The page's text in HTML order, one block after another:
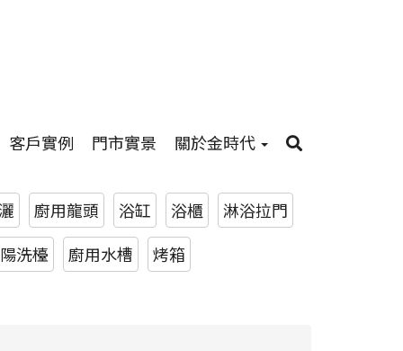
客戶實例 門市實景 關於金時代
廚用龍頭 浴缸 浴櫃
淋浴拉門
陽洗檯 廚用水槽
烤箱